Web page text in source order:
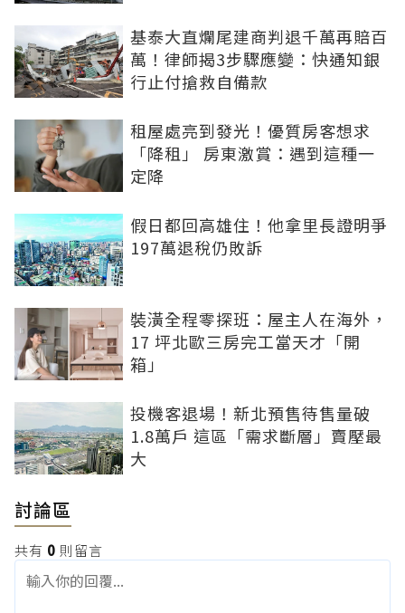
基泰大直爛尾建商判退千萬再賠百
萬！律師揭3步驟應變：快通知銀
行止付搶救自備款
租屋處亮到發光！優質房客想求
「降租」 房東激賞：遇到這種一
定降
假日都回高雄住！他拿里長證明爭
197萬退稅仍敗訴
裝潢全程零探班：屋主人在海外，
17 坪北歐三房完工當天才「開
箱」
投機客退場！新北預售待售量破
1.8萬戶 這區「需求斷層」賣壓最
大
討論區
共有 0 則留言